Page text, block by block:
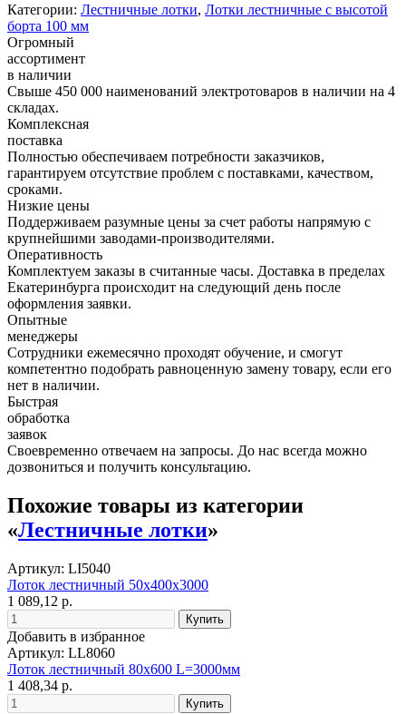
Категории: Лестничные лотки, Лотки лестничные с высотой
борта 100 мм
Огромный
ассортимент
в наличии
Свыше 450 000 наименований электротоваров в наличии на 4
складах.
Комплексная
поставка
Полностью обеспечиваем потребности заказчиков,
гарантируем отсутствие проблем с поставками, качеством,
сроками.
Низкие цены
Поддерживаем разумные цены за счет работы напрямую с
крупнейшими заводами-производителями.
Оперативность
Комплектуем заказы в считанные часы. Доставка в пределах
Екатеринбурга происходит на следующий день после
оформления заявки.
Опытные
менеджеры
Сотрудники ежемесячно проходят обучение, и смогут
компетентно подобрать равноценную замену товару, если его
нет в наличии.
Быстрая
обработка
заявок
Своевременно отвечаем на запросы. До нас всегда можно
дозвониться и получить консультацию.
Похожие товары из категории
«Лестничные лотки»
Артикул: LI5040
Лоток лестничный 50х400х3000
1 089,12 р.
Добавить в избранное
Артикул: LL8060
Лоток лестничный 80х600 L=3000мм
1 408,34 р.